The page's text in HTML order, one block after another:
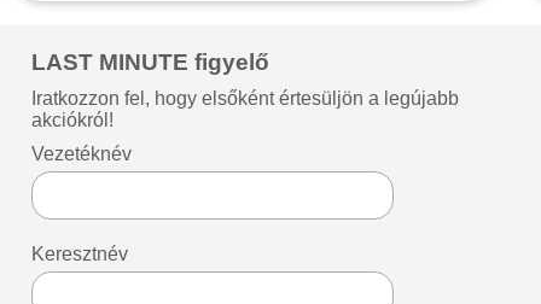
LAST MINUTE figyelő
Iratkozzon fel, hogy elsőként értesüljön a legújabb
akciókról!
Vezetéknév
Keresztnév